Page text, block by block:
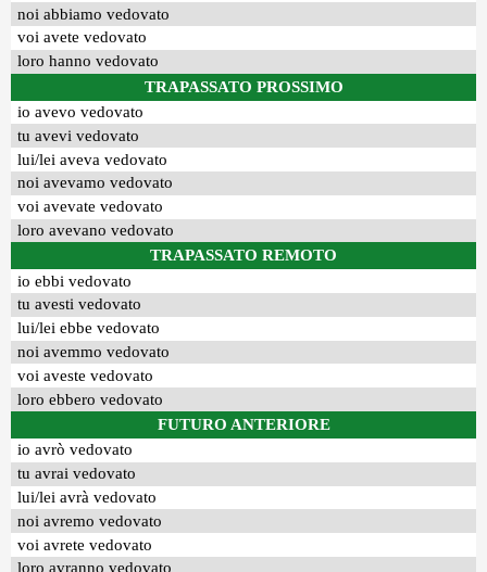
noi abbiamo vedovato
voi avete vedovato
loro hanno vedovato
TRAPASSATO PROSSIMO
io avevo vedovato
tu avevi vedovato
lui/lei aveva vedovato
noi avevamo vedovato
voi avevate vedovato
loro avevano vedovato
TRAPASSATO REMOTO
io ebbi vedovato
tu avesti vedovato
lui/lei ebbe vedovato
noi avemmo vedovato
voi aveste vedovato
loro ebbero vedovato
FUTURO ANTERIORE
io avrò vedovato
tu avrai vedovato
lui/lei avrà vedovato
noi avremo vedovato
voi avrete vedovato
loro avranno vedovato